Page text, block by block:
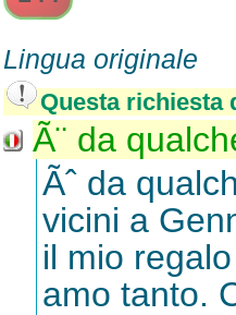
Lingua originale
Questa richiesta
Ã¨ da
Ãˆ da
vicini a
il mio
amo tanto.